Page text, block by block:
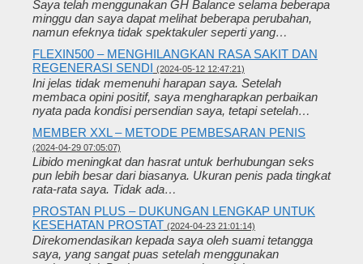
Saya telah menggunakan GH Balance selama beberapa
minggu dan saya dapat melihat beberapa perubahan,
namun efeknya tidak spektakuler seperti yang…
FLEXIN500 – MENGHILANGKAN RASA SAKIT DAN
REGENERASI SENDI (2024-05-12 12:47:21)
Ini jelas tidak memenuhi harapan saya. Setelah
membaca opini positif, saya mengharapkan perbaikan
nyata pada kondisi persendian saya, tetapi setelah…
MEMBER XXL – METODE PEMBESARAN PENIS
(2024-04-29 07:05:07)
Libido meningkat dan hasrat untuk berhubungan seks
pun lebih besar dari biasanya. Ukuran penis pada tingkat
rata-rata saya. Tidak ada…
PROSTAN PLUS – DUKUNGAN LENGKAP UNTUK
KESEHATAN PROSTAT (2024-04-23 21:01:14)
Direkomendasikan kepada saya oleh suami tetangga
saya, yang sangat puas setelah menggunakan